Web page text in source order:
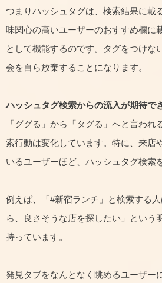
つまりハッシュタグは、検索結果に載
味関心の高いユーザーのおすすめ欄に
として機能するのです。タグをつけな
会を自ら放棄することになります。
ハッシュタグ検索からの流入が期待で
「ググる」から「タグる」へと言われ
索行動は変化しています。特に、来店
いるユーザーほど、ハッシュタグ検索
例えば、「#新宿ランチ」と検索する
ら、良さそうな店を探したい」という
持っています。
発見タブをなんとなく眺めるユーザー